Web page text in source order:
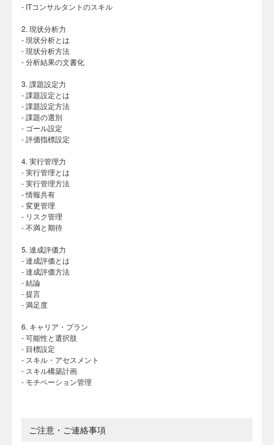
- ITコンサルタントのスキル
2. 現状分析力
- 現状分析とは
- 現状分析方法
- 分析結果の文書化
3. 課題設定力
- 課題設定とは
- 課題設定方法
- 課題の選別
- ゴール設定
- 評価指標設定
4. 実行管理力
- 実行管理とは
- 実行管理方法
- 情報共有
- 変更管理
- リスク管理
- 不満と期待
5. 達成評価力
- 達成評価とは
- 達成評価方法
- 結論
- 提言
- 満足度
6. キャリア・プラン
- 可能性と選択肢
- 目標設定
- スキル・アセスメント
- スキル構築計画
- モチベーション管理
ご注意・ご連絡事項